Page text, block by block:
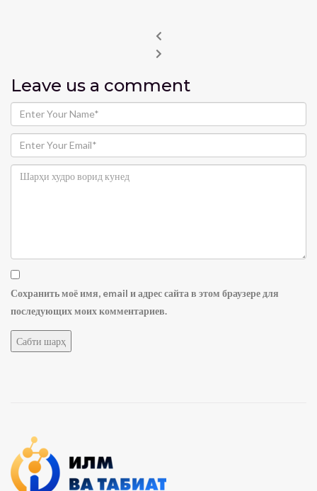
Leave us a comment
Сохранить моё имя, email и адрес сайта в этом браузере для
последующих моих комментариев.